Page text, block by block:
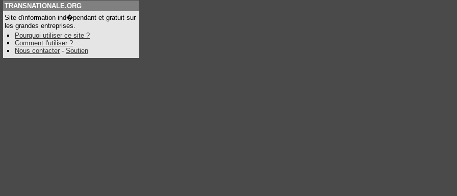
TRANSNATIONALE.ORG
Site d'information ind�pendant et gratuit sur
les grandes entreprises.
Pourquoi utiliser ce site ?
Comment l'utiliser ?
Nous contacter - Soutien